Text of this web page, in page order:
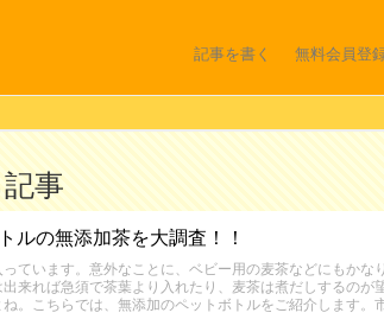
記事を書く 無料会員登
事
ルの無添加茶を大調査！！
ています。意外なことに、ベビー用の麦茶などにもかな
来れば急須で茶葉より入れたり、麦茶は煮だしするのが
。こちらでは、無添加のペットボトルをご紹介します。